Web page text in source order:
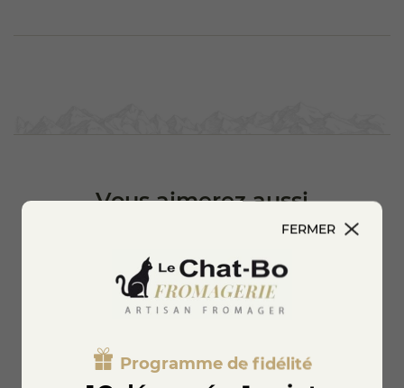
Vous aimerez aussi
FERMER
Programme de fidélité